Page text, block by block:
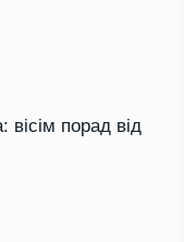
вісім порад від